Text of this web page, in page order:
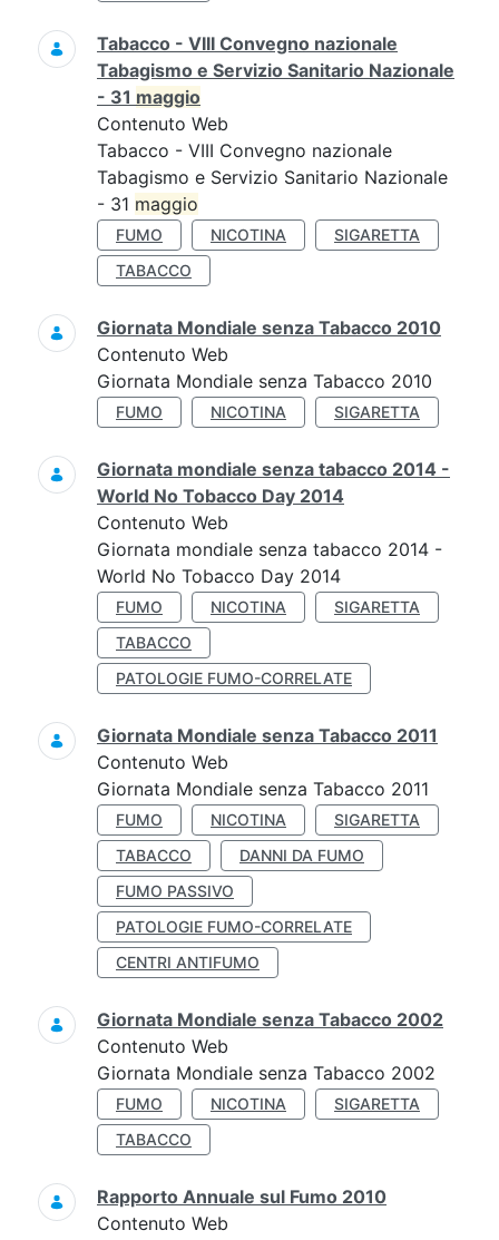
Tabacco - VIII Convegno nazionale
Tabagismo e Servizio Sanitario Nazionale
- 31 maggio
Contenuto Web
Tabacco - VIII Convegno nazionale
Tabagismo e Servizio Sanitario Nazionale
- 31 maggio
FUMO NICOTINA
SIGARETTA
TABACCO
Giornata Mondiale senza Tabacco 2010
Contenuto Web
Giornata Mondiale senza Tabacco 2010
FUMO NICOTINA SIGARETTA
Giornata mondiale senza tabacco 2014 -
World No Tobacco Day 2014
Contenuto Web
Giornata mondiale senza tabacco 2014 -
World No Tobacco Day 2014
FUMO NICOTINA
SIGARETTA
TABACCO
PATOLOGIE FUMO-CORRELATE
Giornata Mondiale senza Tabacco 2011
Contenuto Web
Giornata Mondiale senza Tabacco 2011
FUMO NICOTINA
SIGARETTA
TABACCO
DANNI DA FUMO
FUMO PASSIVO
PATOLOGIE FUMO-CORRELATE
CENTRI ANTIFUMO
Giornata Mondiale senza Tabacco 2002
Contenuto Web
Giornata Mondiale senza Tabacco 2002
FUMO NICOTINA
SIGARETTA
TABACCO
Rapporto Annuale sul Fumo 2010
Contenuto Web